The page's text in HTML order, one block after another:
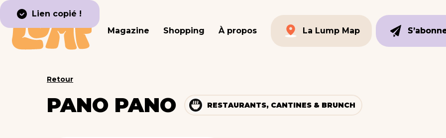
Magazine Shopping À propos
La Lump Map
Lien copié !
Retour
PANO PANO RESTAURANTS, CANTINES & BRUNCH